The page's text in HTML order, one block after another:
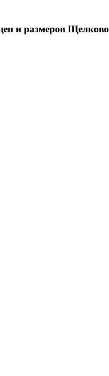
и размеров Щелково